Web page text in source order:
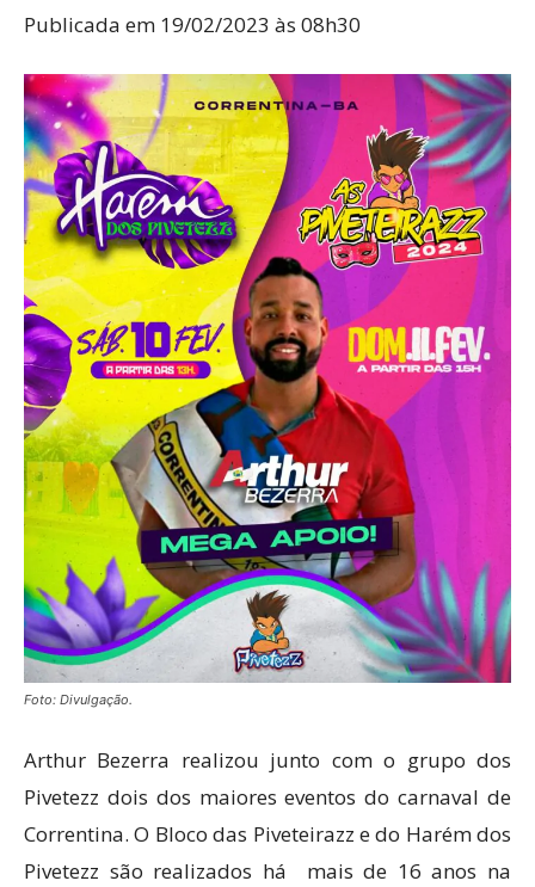
Publicada em 19/02/2023 às 08h30
Foto: Divulgação.
Arthur Bezerra realizou junto com o grupo dos
Pivetezz dois dos maiores eventos do carnaval de
Correntina. O Bloco das Piveteirazz e do Harém dos
Pivetezz são realizados há mais de 16 anos na